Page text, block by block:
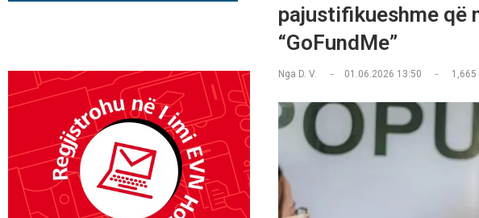
pajustifikueshme që
“GoFundMe”
Nga D. V. 01.06.2026 13:50 1,665